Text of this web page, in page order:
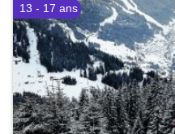
13 - 17 ans